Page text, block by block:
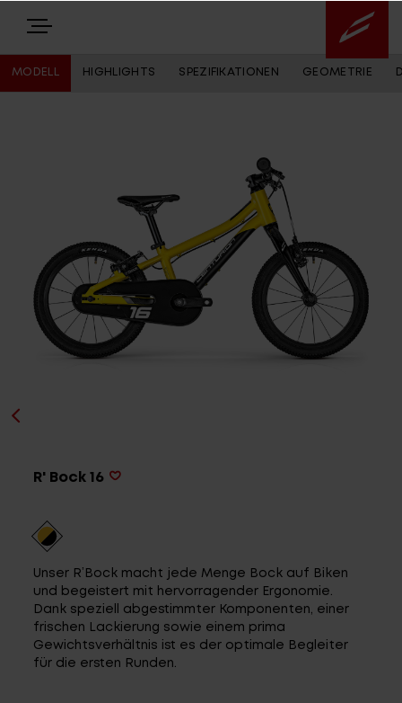
EQUIPMENT
Highlights
Partner
Top-Links
MODELL HIGHLIGHTS SPEZIFIKATIONEN GEOMETRIE
R' Bock 16
Unser R’Bock macht jede Menge Bock auf Biken
und begeistert mit hervorragender Ergonomie.
Dank speziell abgestimmter Komponenten, einer
frischen Lackierung sowie einem prima
Gewichtsverhältnis ist es der optimale Begleiter
für die ersten Runden.